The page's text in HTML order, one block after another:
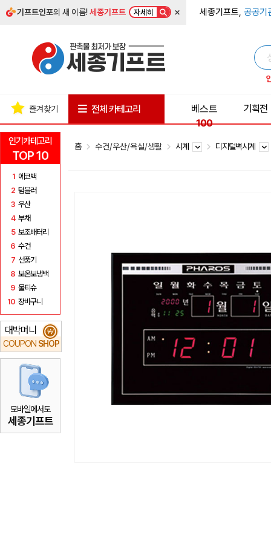
기프트인포의 새 이름!세종기프트 자세히 × 세종기프트, 공공기
인기카테고리
TOP 10
1 에코백
2 텀블러
3 우산
4 부채
5 보조배터리
6 수건
7 선풍기
8 보온보냉백
9 물티슈
10 장바구니
대박머니
COUPON SHOP
₩
모바일에서도
세종기프트
즐겨찾기 전체 카테고리
베스트
100
기획전
홈 수건/우산/욕실/생활 시계 디지털벽시계